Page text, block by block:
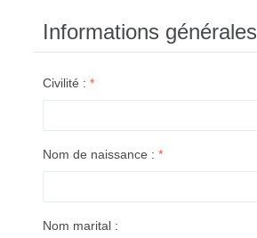
Informations générales
Civilité : *
Nom de naissance : *
Nom marital :